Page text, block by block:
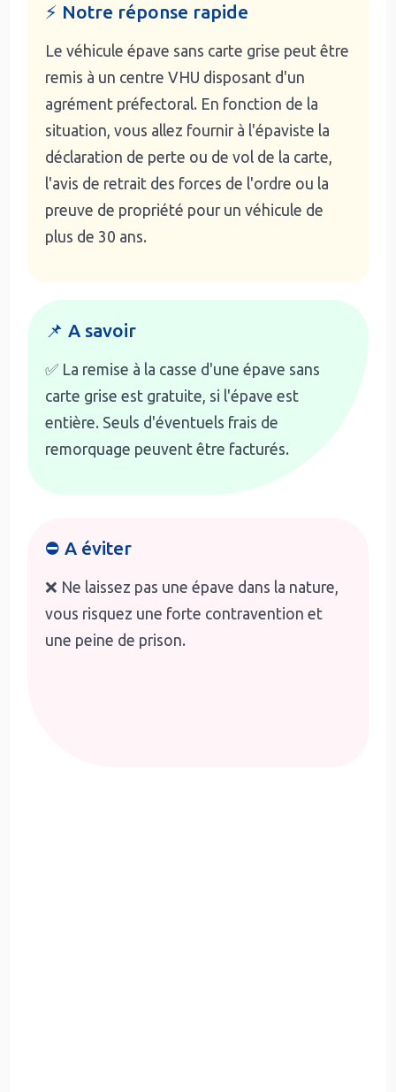
⚡ Notre réponse rapide
Le véhicule épave sans carte grise peut être
remis à un centre VHU disposant d'un
agrément préfectoral. En fonction de la
situation, vous allez fournir à l'épaviste la
déclaration de perte ou de vol de la carte,
l'avis de retrait des forces de l'ordre ou la
preuve de propriété pour un véhicule de
plus de 30 ans.
📌 A savoir
✅ La remise à la casse d'une épave sans
carte grise est gratuite, si l'épave est
entière. Seuls d'éventuels frais de
remorquage peuvent être facturés.
⛔ A éviter
❌ Ne laissez pas une épave dans la nature,
vous risquez une forte contravention et
une peine de prison.